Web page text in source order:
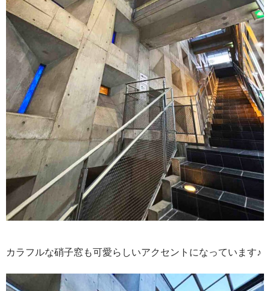
カラフルな硝子窓も可愛らしいアクセントになっています♪